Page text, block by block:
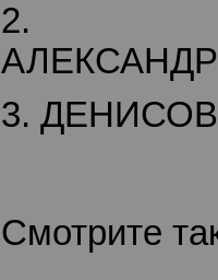
2.
3.
Смотрите